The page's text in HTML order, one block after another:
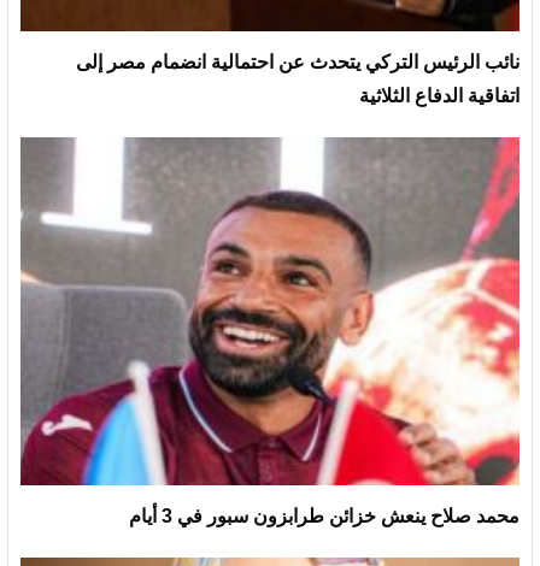
نائب الرئيس التركي يتحدث عن احتمالية انضمام مصر إلى
اتفاقية الدفاع الثلاثية
محمد صلاح ينعش خزائن طرابزون سبور في 3 أيام